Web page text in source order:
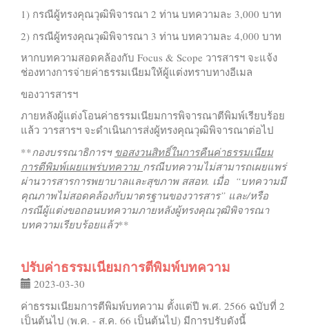
1) กรณีผู้ทรงคุณวุฒิพิจารณา 2 ท่าน บทความละ 3,000 บาท
2) กรณีผู้ทรงคุณวุฒิพิจารณา 3 ท่าน บทความละ 4,000 บาท
หากบทความสอดคล้องกับ Focus & Scope วารสารฯ จะแจ้ง
ช่องทางการจ่ายค่าธรรมเนียมให้ผู้แต่งทราบทางอีเมล
ของวารสารฯ
ภายหลังผู้แต่งโอนค่าธรรมเนียมการพิจารณาตีพิมพ์เรียบร้อย
แล้ว วารสารฯ จะดำเนินการส่งผู้ทรงคุณวุฒิพิจารณาต่อไป
**กองบรรณาธิการฯ ขอสงวนสิทธิ์ในการคืนค่าธรรมเนียม
การตีพิมพ์เผยแพร่บทความ กรณีบทความไม่สามารถเผยแพร่
ผ่านวารสารการพยาบาลและสุขภาพ สสอท. เมื่อ “บทความมี
คุณภาพไม่สอดคล้องกับมาตรฐานของวารสาร” และ/หรือ
กรณีผู้แต่งขอถอนบทความภายหลังผู้ทรงคุณวุฒิพิจารณา
บทความเรียบร้อยแล้ว**
ปรับค่าธรรมเนียมการตีพิมพ์บทความ
2023-03-30
ค่าธรรมเนียมการตีพิมพ์บทความ ตั้งแต่ปี พ.ศ. 2566 ฉบับที่ 2
เป็นต้นไป (พ.ค. - ส.ค. 66 เป็นต้นไป) มีการปรับดังนี้